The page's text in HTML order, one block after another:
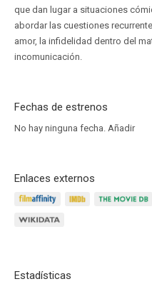
que dan lugar a situaciones
abordar las cuestiones
amor, la infidelidad dentro del
incomunicación.
Fechas de estrenos
No hay ninguna fecha. Añadir
Enlaces externos
Estadísticas